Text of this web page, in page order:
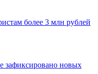
более 3 млн рублей
зафиксировано новых